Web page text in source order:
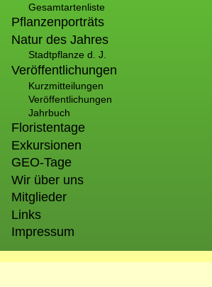
Gesamtartenliste
Pflanzenporträts
Natur des Jahres
Stadtpflanze d. J.
Veröffentlichungen
Kurzmitteilungen
Veröffentlichungen
Jahrbuch
Floristentage
Exkursionen
GEO-Tage
Wir über uns
Mitglieder
Links
Impressum